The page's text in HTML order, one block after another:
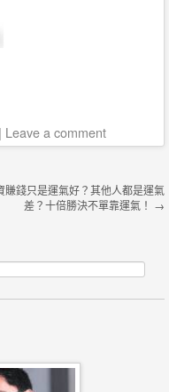
| Leave a comment
賺錢只是運氣好？其他人都是運氣
差？十倍勝決不單靠運氣！ →